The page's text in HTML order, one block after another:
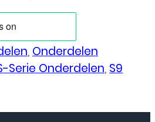
,Onderdelen
Serie Onderdelen,S9